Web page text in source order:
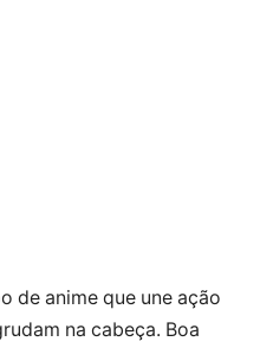
de anime que une ação
na cabeça. Boa